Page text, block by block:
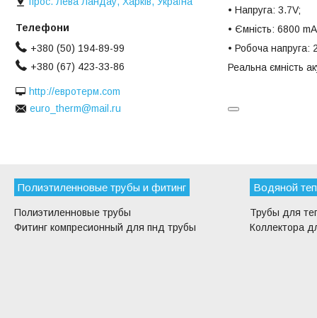
• Напруга: 3.7V;
• Ємність: 6800
• Робоча напруга:
Реальна ємність
+380 (50) 194-89-99
+380 (67) 423-33-86
http://евротерм.com
euro_therm@mail.ru
Полиэтиленновые трубы и фитинг
Полиэтиленновые трубы
Фитинг компресионный для пнд трубы
Водяной
Трубы для
Коллектора